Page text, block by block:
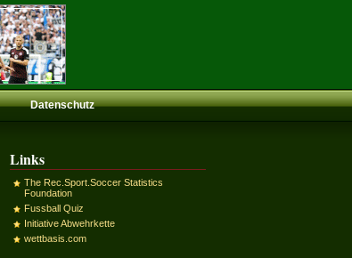
Datenschutz
Links
The Rec.Sport.Soccer Statistics
Foundation
Fussball Quiz
Initiative Abwehrkette
wettbasis.com